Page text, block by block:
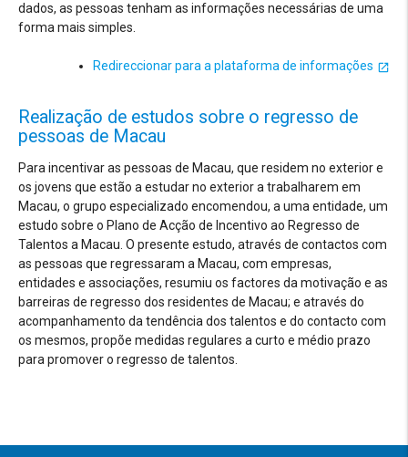
dados, as pessoas tenham as informações necessárias de uma
forma mais simples.
Redireccionar para a plataforma de informações
Realização de estudos sobre o regresso de
pessoas de Macau
Para incentivar as pessoas de Macau, que residem no exterior e
os jovens que estão a estudar no exterior a trabalharem em
Macau, o grupo especializado encomendou, a uma entidade, um
estudo sobre o Plano de Acção de Incentivo ao Regresso de
Talentos a Macau. O presente estudo, através de contactos com
as pessoas que regressaram a Macau, com empresas,
entidades e associações, resumiu os factores da motivação e as
barreiras de regresso dos residentes de Macau; e através do
acompanhamento da tendência dos talentos e do contacto com
os mesmos, propõe medidas regulares a curto e médio prazo
para promover o regresso de talentos.